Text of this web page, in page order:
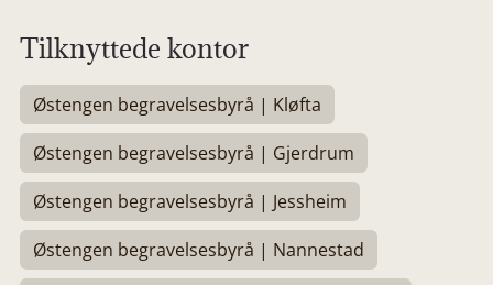
Tilknyttede kontor
Østengen begravelsesbyrå | Kløfta
Østengen begravelsesbyrå | Gjerdrum
Østengen begravelsesbyrå | Jessheim
Østengen begravelsesbyrå | Nannestad